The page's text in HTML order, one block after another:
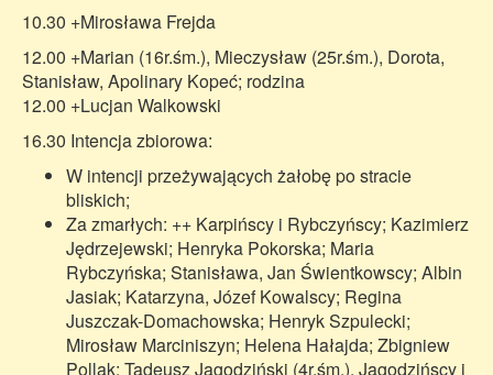
10.30 +Mirosława Frejda
12.00 +Marian (16r.śm.), Mieczysław (25r.śm.), Dorota,
Stanisław, Apolinary Kopeć; rodzina
12.00 +Lucjan Walkowski
16.30 Intencja zbiorowa:
W intencji przeżywających żałobę po stracie
bliskich;
Za zmarłych: ++ Karpińscy i Rybczyńscy; Kazimierz
Jędrzejewski; Henryka Pokorska; Maria
Rybczyńska; Stanisława, Jan Świentkowscy; Albin
Jasiak; Katarzyna, Józef Kowalscy; Regina
Juszczak-Domachowska; Henryk Szpulecki;
Mirosław Marciniszyn; Helena Hałajda; Zbigniew
Pollak; Tadeusz Jagodziński (4r.śm.), Jagodzińscy i